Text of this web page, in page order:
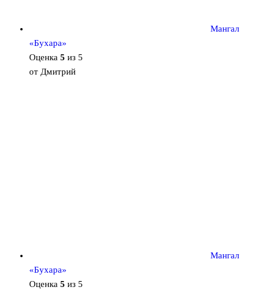
Мангал
«Бухара»
Оценка 5 из 5
от Дмитрий
Мангал
«Бухара»
Оценка 5 из 5